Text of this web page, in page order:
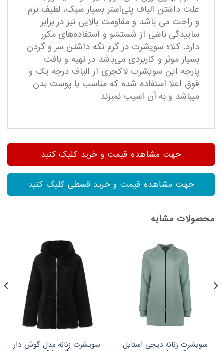
علت داشتن الیاف پلی‌استر بسیار سبک، لطیف نرم
و راحت می باشد و مقاومت بالایی نیز در برابر
ساییدگی ناشی از شستشو و استفاده‌های مکرر
دارد. کلاه سویشرت در گرم نگه داشتن سر و گردن
بسیار موثر و کاربردی می‌باشد در تهیه و بافت
پارچه این سویشرت لاکچری از الیاف درجه یک و
فوق اعلا استفاده شده که مناسب با پوست بدن
میباشد و به آن اسیب نمیزند
جهت مشاهده قیمت و خرید کلیک کنید
جهت مشاهده قیمت و خرید قسطی کلیک کنید
محصولات مشابه
سویشرت زنانه دیجی استایل سویشرت زنانه مدل گوش دار